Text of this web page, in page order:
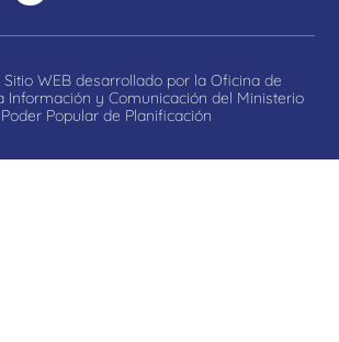
Sitio WEB desarrollado por la Oficina de
Información y Comunicación del Ministerio
Popular de Planificación